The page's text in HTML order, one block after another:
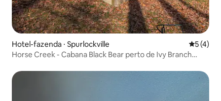
Hotel-fazenda ⋅ Spurlockville 5 de
5 (4)
Horse Creek - Cabana Black Bear perto de Ivy Branch